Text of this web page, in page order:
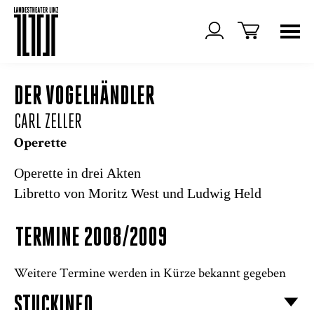
DER VOGELHÄNDLER
CARL ZELLER
Operette
Operette in drei Akten
Libretto von Moritz West und Ludwig Held
TERMINE 2008/2009
Weitere Termine werden in Kürze bekannt gegeben